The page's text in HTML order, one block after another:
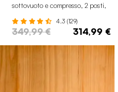
sottovuoto e compresso, 2 posti,
4.3 (129)
349,99 € 314,99 €